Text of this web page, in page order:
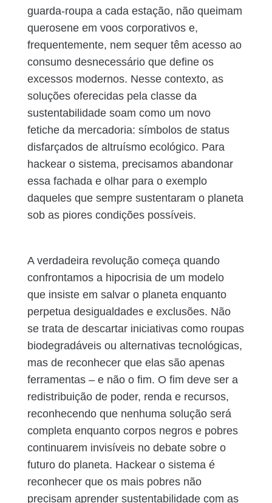
guarda-roupa a cada estação, não queimam
querosene em voos corporativos e,
frequentemente, nem sequer têm acesso ao
consumo desnecessário que define os
excessos modernos. Nesse contexto, as
soluções oferecidas pela classe da
sustentabilidade soam como um novo
fetiche da mercadoria: símbolos de status
disfarçados de altruísmo ecológico. Para
hackear o sistema, precisamos abandonar
essa fachada e olhar para o exemplo
daqueles que sempre sustentaram o planeta
sob as piores condições possíveis.
A verdadeira revolução começa quando
confrontamos a hipocrisia de um modelo
que insiste em salvar o planeta enquanto
perpetua desigualdades e exclusões. Não
se trata de descartar iniciativas como roupas
biodegradáveis ou alternativas tecnológicas,
mas de reconhecer que elas são apenas
ferramentas – e não o fim. O fim deve ser a
redistribuição de poder, renda e recursos,
reconhecendo que nenhuma solução será
completa enquanto corpos negros e pobres
continuarem invisíveis no debate sobre o
futuro do planeta. Hackear o sistema é
reconhecer que os mais pobres não
precisam aprender sustentabilidade com as